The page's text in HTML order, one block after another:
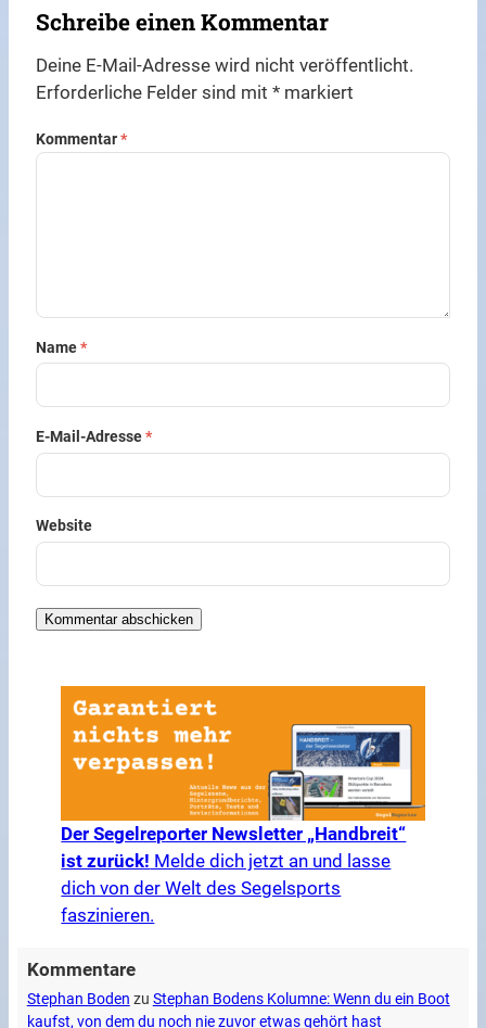
Schreibe einen Kommentar
Deine E-Mail-Adresse wird nicht veröffentlicht.
Erforderliche Felder sind mit* markiert
Kommentar*
Name*
E-Mail-Adresse*
Website
Der Segelreporter Newsletter „Handbreit“
ist zurück! Melde dich jetzt an und lasse
dich von der Welt des Segelsports
faszinieren.
Kommentare
Stephan Boden zu Stephan Bodens Kolumne: Wenn du ein Boot
kaufst, von dem du noch nie zuvor etwas gehört hast